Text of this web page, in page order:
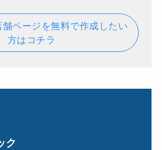
ページを無料で作成したい
方はコチラ
ク